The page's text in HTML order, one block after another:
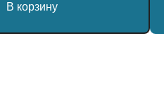
В корзину